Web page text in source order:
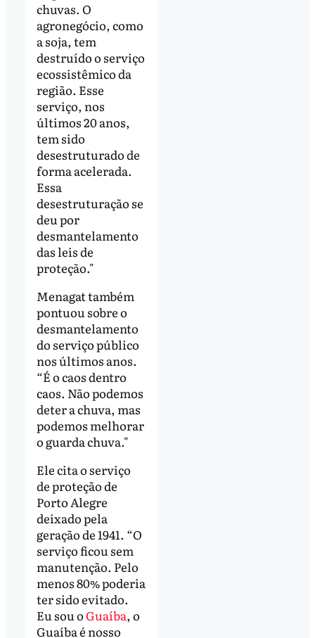
chuvas. O
agronegócio, como
a soja, tem
destruído o serviço
ecossistêmico da
região. Esse
serviço, nos
últimos 20 anos,
tem sido
desestruturado de
forma acelerada.
Essa
desestruturação se
deu por
desmantelamento
das leis de
proteção."
Menagat também
pontuou sobre o
desmantelamento
do serviço público
nos últimos anos.
“É o caos dentro
caos. Não podemos
deter a chuva, mas
podemos melhorar
o guarda chuva."
Ele cita o serviço
de proteção de
Porto Alegre
deixado pela
geração de 1941. “O
serviço ficou sem
manutenção. Pelo
menos 80% poderia
ter sido evitado.
Eu sou oGuaíba, o
Guaíba é nosso